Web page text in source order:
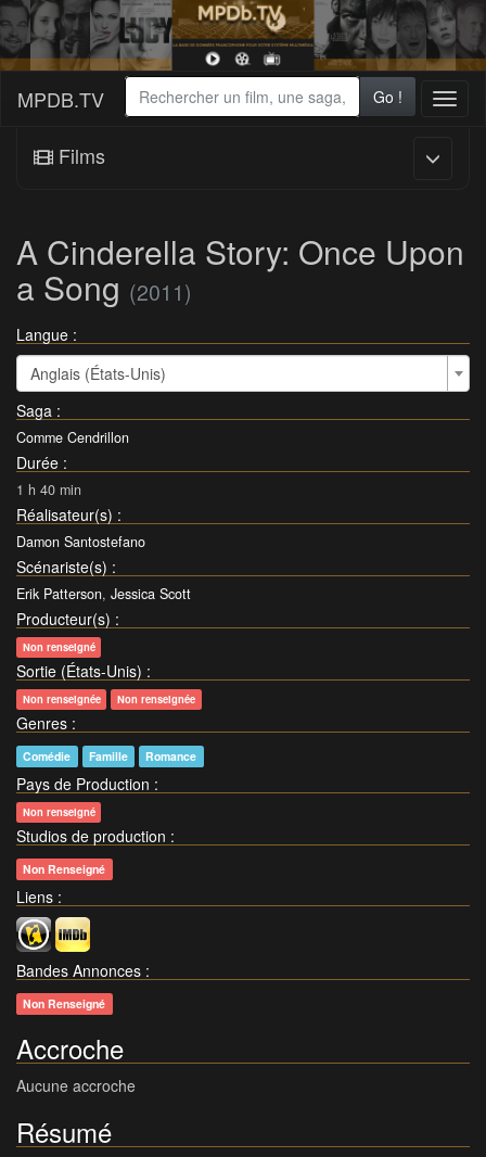
MPDB.TV Go !
Films
A Cinderella Story: Once Upon
a Song (2011)
Langue :
Anglais (États-Unis)
Saga :
Comme Cendrillon
Durée :
1 h 40 min
Réalisateur(s) :
Damon Santostefano
Scénariste(s) :
Erik Patterson, Jessica Scott
Producteur(s) :
Non renseigné
Sortie (États-Unis) :
Non renseignée Non renseignée
Genres :
Comédie Famille Romance
Pays de Production :
Non renseigné
Studios de production :
Non Renseigné
Liens :
Bandes Annonces :
Non Renseigné
Accroche
Aucune accroche
Résumé